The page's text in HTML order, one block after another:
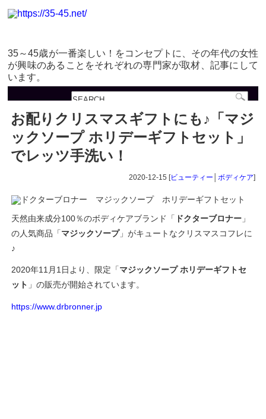
35～45歳が一番楽しい！をコンセプトに、その年代の女性
が興味のあることをそれぞれの専門家が取材、記事にして
います。
お配りクリスマスギフトにも♪「マジ
ックソープ ホリデーギフトセット」
でレッツ手洗い！
2020-12-15 [ビューティー ボディケア]
天然由来成分100％のボディケアブランド「 ドクターブロナー 」
の人気商品「マジックソープ」がキュートなクリスマスコフレに
♪
2020年11月1日より、限定「マジックソープ ホリデーギフトセ
ット 」の販売が開始されています。
https://www.drbronner.jp